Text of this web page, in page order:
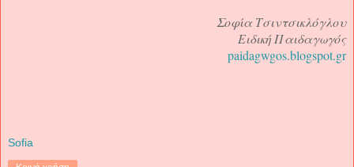
Σοφία Τσιντσικλόγλου
Ειδική Παιδαγωγός
paidagwgos.blogspot.gr
Sofia